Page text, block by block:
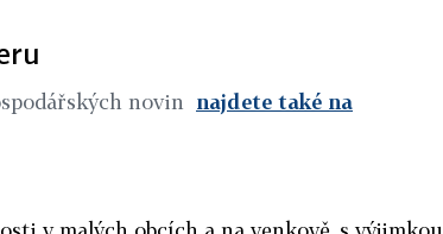
novin najdete také na